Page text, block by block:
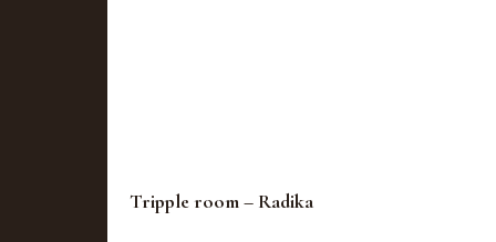
Tripple room – Radika